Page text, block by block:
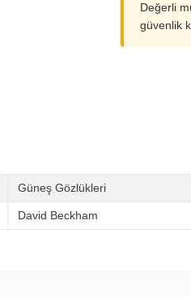
Değerli
güvenlik
Güneş Gözlükleri
David Beckham